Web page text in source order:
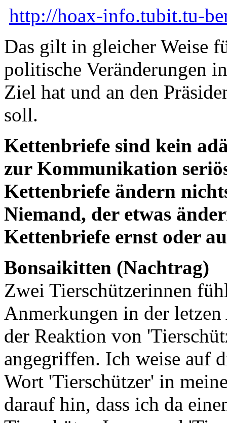
http://hoax-info.tubit.tu-
Das gilt in gleicher Weise
politische Veränderungen
Ziel hat und an den
soll.
Kettenbriefe sind kein
zur Kommunikation
Kettenbriefe ändern
Niemand, der etwas
Kettenbriefe ernst oder
Bonsaikitten (Nachtrag)
Zwei Tierschützerinnen
Anmerkungen in der letzen
der Reaktion von
angegriffen. Ich weise auf
Wort 'Tierschützer' in
darauf hin, dass ich da